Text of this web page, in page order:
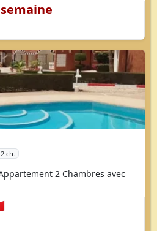
2 ch.
2 Chambres avec